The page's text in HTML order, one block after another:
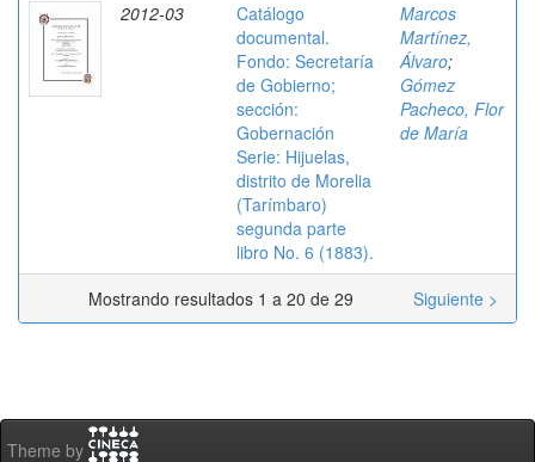
2012-03
Catálogo
documental.
Fondo: Secretaría
de Gobierno;
sección:
Gobernación
Serie: Hijuelas,
distrito de Morelia
(Tarímbaro)
segunda parte
libro No. 6 (1883).
Marcos
Martínez,
Álvaro;
Gómez
Pacheco, Flor
de María
Mostrando resultados 1 a 20 de 29 Siguiente >
Theme by